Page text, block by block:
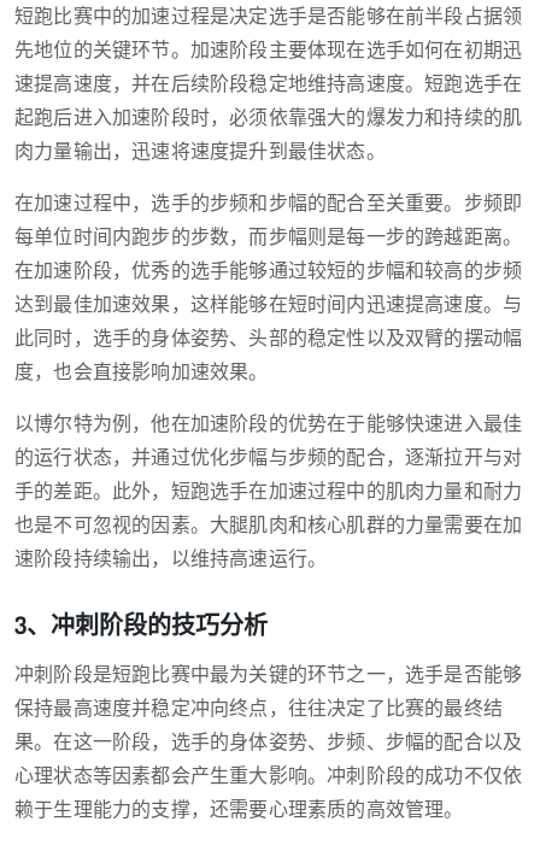
短跑比赛中的加速过程是决定选手是否能够在前半段占据领
先地位的关键环节。加速阶段主要体现在选手如何在初期迅
速提高速度，并在后续阶段稳定地维持高速度。短跑选手在
起跑后进入加速阶段时，必须依靠强大的爆发力和持续的肌
肉力量输出，迅速将速度提升到最佳状态。
在加速过程中，选手的步频和步幅的配合至关重要。步频即
每单位时间内跑步的步数，而步幅则是每一步的跨越距离。
在加速阶段，优秀的选手能够通过较短的步幅和较高的步频
达到最佳加速效果，这样能够在短时间内迅速提高速度。与
此同时，选手的身体姿势、头部的稳定性以及双臂的摆动幅
度，也会直接影响加速效果。
以博尔特为例，他在加速阶段的优势在于能够快速进入最佳
的运行状态，并通过优化步幅与步频的配合，逐渐拉开与对
手的差距。此外，短跑选手在加速过程中的肌肉力量和耐力
也是不可忽视的因素。大腿肌肉和核心肌群的力量需要在加
速阶段持续输出，以维持高速运行。
3、冲刺阶段的技巧分析
冲刺阶段是短跑比赛中最为关键的环节之一，选手是否能够
保持最高速度并稳定冲向终点，往往决定了比赛的最终结
果。在这一阶段，选手的身体姿势、步频、步幅的配合以及
心理状态等因素都会产生重大影响。冲刺阶段的成功不仅依
赖于生理能力的支撑，还需要心理素质的高效管理。